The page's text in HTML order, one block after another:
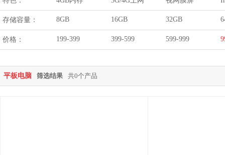
存储容量： 8GB 16GB 32GB
价格： 199-399 399-599 599-999
平板电脑 筛选结果 共0个产品